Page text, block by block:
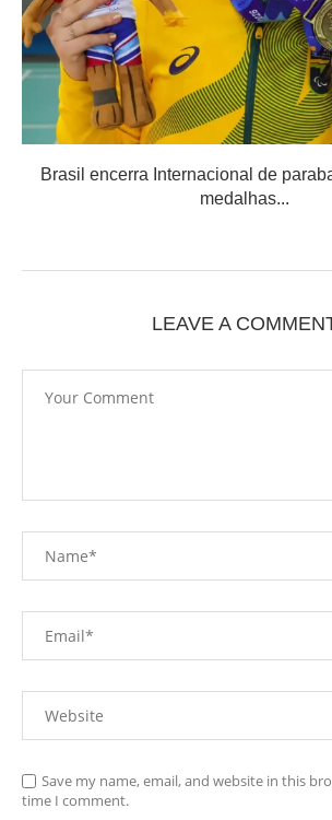
Brasil encerra Internacional de
medalhas...
LEAVE A
Save my name, email, and website in this
time I comment.